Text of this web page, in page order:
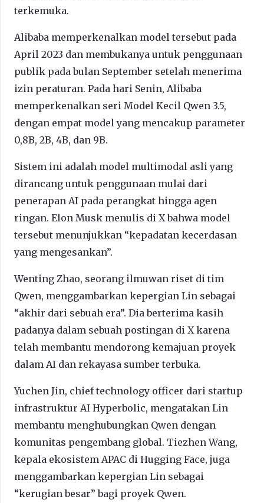
terkemuka.
Alibaba memperkenalkan model tersebut pada
April 2023 dan membukanya untuk penggunaan
publik pada bulan September setelah menerima
izin peraturan. Pada hari Senin, Alibaba
memperkenalkan seri Model Kecil Qwen 3.5,
dengan empat model yang mencakup parameter
0,8B, 2B, 4B, dan 9B.
Sistem ini adalah model multimodal asli yang
dirancang untuk penggunaan mulai dari
penerapan AI pada perangkat hingga agen
ringan. Elon Musk menulis di X bahwa model
tersebut menunjukkan “kepadatan kecerdasan
yang mengesankan”.
Wenting Zhao, seorang ilmuwan riset di tim
Qwen, menggambarkan kepergian Lin sebagai
“akhir dari sebuah era”. Dia berterima kasih
padanya dalam sebuah postingan di X karena
telah membantu mendorong kemajuan proyek
dalam AI dan rekayasa sumber terbuka.
Yuchen Jin, chief technology officer dari startup
infrastruktur AI Hyperbolic, mengatakan Lin
membantu menghubungkan Qwen dengan
komunitas pengembang global. Tiezhen Wang,
kepala ekosistem APAC di Hugging Face, juga
menggambarkan kepergian Lin sebagai
“kerugian besar” bagi proyek Qwen.